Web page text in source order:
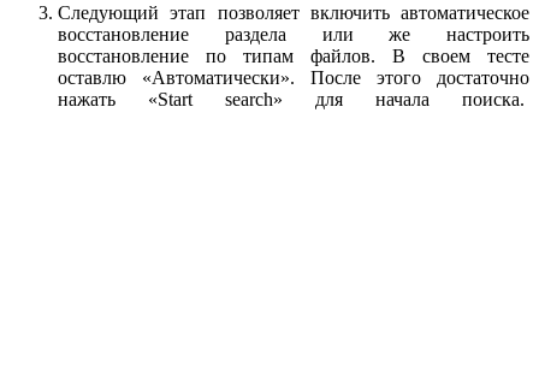
Следующий этап позволяет включить автоматическое
восстановление раздела или же настроить
восстановление по типам файлов. В своем тесте
оставлю «Автоматически». После этого достаточно
нажать «Start search» для начала поиска.